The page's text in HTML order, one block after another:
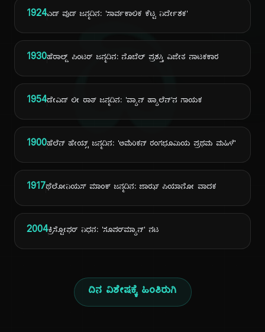
ದಿ
1924ಎಡ್ ವುಡ್ ಜನ್ಮದಿನ: 'ಸಾರ್ವಕಾಲಿಕ ಕೆಟ್ಟ ನಿರ್ದೇಶಕ'
1930ಹೆರಾಲ್ಡ್ ಪಿಂಟರ್ ಜನ್ಮದಿನ: ನೊಬೆಲ್ ಪ್ರಶಸ್ತಿ ವಿಜೇತ ನಾಟಕಕಾರ
1954ಡೇವಿಡ್ ಲೀ ರಾತ್ ಜನ್ಮದಿನ: 'ವ್ಯಾನ್ ಹ್ಯಾಲೆನ್'ನ ಗಾಯಕ
1900ಹೆಲೆನ್ ಹೇಯ್ಸ್ ಜನ್ಮದಿನ: 'ಅಮೆರಿಕನ್ ರಂಗಭೂಮಿಯ ಪ್ರಥಮ ಮಹಿಳೆ'
1917ಥೆಲೋನಿಯಸ್ ಮಾಂಕ್ ಜನ್ಮದಿನ: ಜಾಝ್ ಪಿಯಾನೋ ವಾದಕ
2004ಕ್ರಿಸ್ಟೋಫರ್ ನಿಧನ: 'ಸೂಪರ್‌ಮ್ಯಾನ್' ನಟ
ದಿನ ವಿಶೇಷಕ್ಕೆ ಹಿಂತಿರುಗಿ